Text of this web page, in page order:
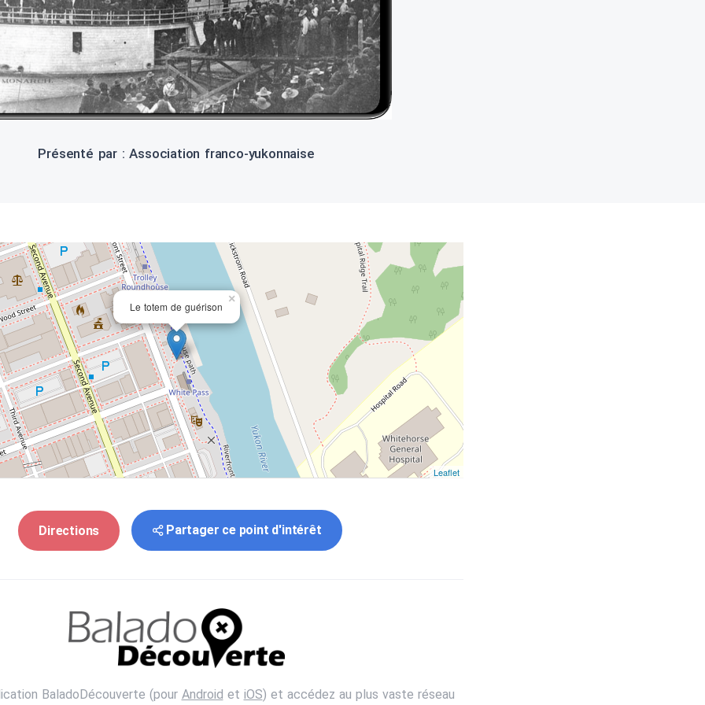
Présenté par : Association franco-yukonnaise
Le totem de guérison
×
Leaflet
Directions Partager ce point d'intérêt
BaladoDécouverte (pour Android et iOS) et accédez au plus vaste réseau